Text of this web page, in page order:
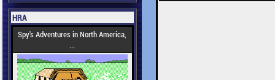
HRA
Spy's Adventures in North America,
...